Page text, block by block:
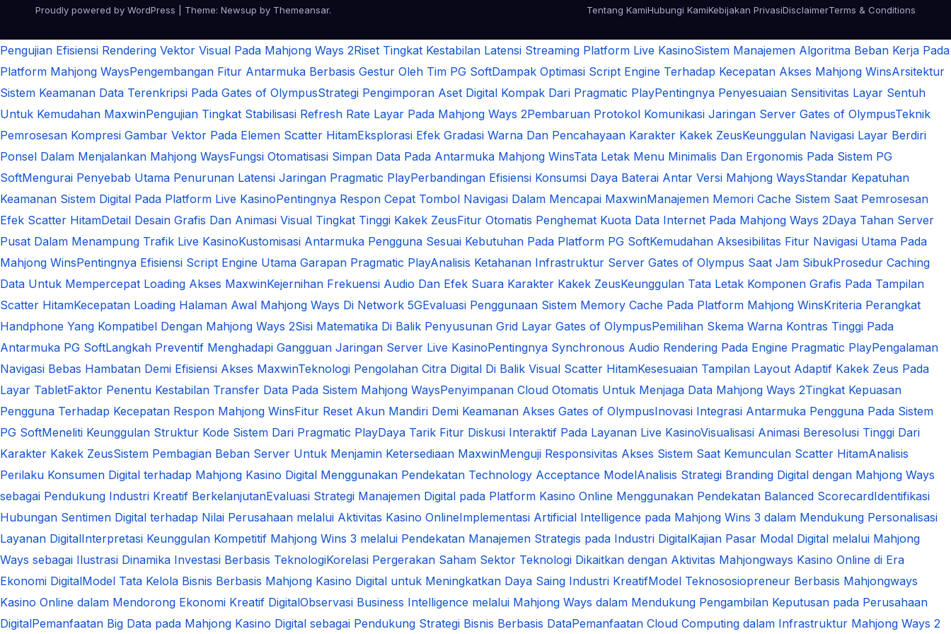
Proudly powered by WordPress Theme: Newsup by Themeansar. Tentang KamiHubungi KamiKebijakan PrivasiDisclaimerTerms & Conditions
Pengujian Efisiensi Rendering Vektor Visual Pada Mahjong Ways 2Riset Tingkat Kestabilan Latensi Streaming Platform Live KasinoSistem Manajemen Algoritma Beban Kerja Pada
Platform Mahjong WaysPengembangan Fitur Antarmuka Berbasis Gestur Oleh Tim PG SoftDampak Optimasi Script Engine Terhadap Kecepatan Akses Mahjong WinsArsitektur
Sistem Keamanan Data Terenkripsi Pada Gates of OlympusStrategi Pengimporan Aset Digital Kompak Dari Pragmatic PlayPentingnya Penyesuaian Sensitivitas Layar Sentuh
Untuk Kemudahan MaxwinPengujian Tingkat Stabilisasi Refresh Rate Layar Pada Mahjong Ways 2Pembaruan Protokol Komunikasi Jaringan Server Gates of OlympusTeknik
Pemrosesan Kompresi Gambar Vektor Pada Elemen Scatter HitamEksplorasi Efek Gradasi Warna Dan Pencahayaan Karakter Kakek ZeusKeunggulan Navigasi Layar Berdiri
Ponsel Dalam Menjalankan Mahjong WaysFungsi Otomatisasi Simpan Data Pada Antarmuka Mahjong WinsTata Letak Menu Minimalis Dan Ergonomis Pada Sistem PG
SoftMengurai Penyebab Utama Penurunan Latensi Jaringan Pragmatic PlayPerbandingan Efisiensi Konsumsi Daya Baterai Antar Versi Mahjong WaysStandar Kepatuhan
Keamanan Sistem Digital Pada Platform Live KasinoPentingnya Respon Cepat Tombol Navigasi Dalam Mencapai MaxwinManajemen Memori Cache Sistem Saat Pemrosesan
Efek Scatter HitamDetail Desain Grafis Dan Animasi Visual Tingkat Tinggi Kakek ZeusFitur Otomatis Penghemat Kuota Data Internet Pada Mahjong Ways 2Daya Tahan Server
Pusat Dalam Menampung Trafik Live KasinoKustomisasi Antarmuka Pengguna Sesuai Kebutuhan Pada Platform PG SoftKemudahan Aksesibilitas Fitur Navigasi Utama Pada
Mahjong WinsPentingnya Efisiensi Script Engine Utama Garapan Pragmatic PlayAnalisis Ketahanan Infrastruktur Server Gates of Olympus Saat Jam SibukProsedur Caching
Data Untuk Mempercepat Loading Akses MaxwinKejernihan Frekuensi Audio Dan Efek Suara Karakter Kakek ZeusKeunggulan Tata Letak Komponen Grafis Pada Tampilan
Scatter HitamKecepatan Loading Halaman Awal Mahjong Ways Di Network 5GEvaluasi Penggunaan Sistem Memory Cache Pada Platform Mahjong WinsKriteria Perangkat
Handphone Yang Kompatibel Dengan Mahjong Ways 2Sisi Matematika Di Balik Penyusunan Grid Layar Gates of OlympusPemilihan Skema Warna Kontras Tinggi Pada
Antarmuka PG SoftLangkah Preventif Menghadapi Gangguan Jaringan Server Live KasinoPentingnya Synchronous Audio Rendering Pada Engine Pragmatic PlayPengalaman
Navigasi Bebas Hambatan Demi Efisiensi Akses MaxwinTeknologi Pengolahan Citra Digital Di Balik Visual Scatter HitamKesesuaian Tampilan Layout Adaptif Kakek Zeus Pada
Layar TabletFaktor Penentu Kestabilan Transfer Data Pada Sistem Mahjong WaysPenyimpanan Cloud Otomatis Untuk Menjaga Data Mahjong Ways 2Tingkat Kepuasan
Pengguna Terhadap Kecepatan Respon Mahjong WinsFitur Reset Akun Mandiri Demi Keamanan Akses Gates of OlympusInovasi Integrasi Antarmuka Pengguna Pada Sistem
PG SoftMeneliti Keunggulan Struktur Kode Sistem Dari Pragmatic PlayDaya Tarik Fitur Diskusi Interaktif Pada Layanan Live KasinoVisualisasi Animasi Beresolusi Tinggi Dari
Karakter Kakek ZeusSistem Pembagian Beban Server Untuk Menjamin Ketersediaan MaxwinMenguji Responsivitas Akses Sistem Saat Kemunculan Scatter HitamAnalisis
Perilaku Konsumen Digital terhadap Mahjong Kasino Digital Menggunakan Pendekatan Technology Acceptance ModelAnalisis Strategi Branding Digital dengan Mahjong Ways
sebagai Pendukung Industri Kreatif BerkelanjutanEvaluasi Strategi Manajemen Digital pada Platform Kasino Online Menggunakan Pendekatan Balanced ScorecardIdentifikasi
Hubungan Sentimen Digital terhadap Nilai Perusahaan melalui Aktivitas Kasino OnlineImplementasi Artificial Intelligence pada Mahjong Wins 3 dalam Mendukung Personalisasi
Layanan DigitalInterpretasi Keunggulan Kompetitif Mahjong Wins 3 melalui Pendekatan Manajemen Strategis pada Industri DigitalKajian Pasar Modal Digital melalui Mahjong
Ways sebagai Ilustrasi Dinamika Investasi Berbasis TeknologiKorelasi Pergerakan Saham Sektor Teknologi Dikaitkan dengan Aktivitas Mahjongways Kasino Online di Era
Ekonomi DigitalModel Tata Kelola Bisnis Berbasis Mahjong Kasino Digital untuk Meningkatkan Daya Saing Industri KreatifModel Teknososiopreneur Berbasis Mahjongways
Kasino Online dalam Mendorong Ekonomi Kreatif DigitalObservasi Business Intelligence melalui Mahjong Ways dalam Mendukung Pengambilan Keputusan pada Perusahaan
DigitalPemanfaatan Big Data pada Mahjong Kasino Digital sebagai Pendukung Strategi Bisnis Berbasis DataPemanfaatan Cloud Computing dalam Infrastruktur Mahjong Ways 2